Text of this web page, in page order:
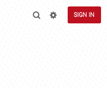
SIGN IN